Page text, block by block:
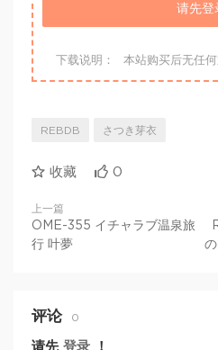
请先登
下载说明： 本站购买后无任
REBDB さつき芽衣
收藏 0
上一篇
OME-355 イチャラブ温泉旅
行 叶夢
评论 0
请先 登录 ！